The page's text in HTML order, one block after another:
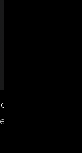
Arquitetura
Visual